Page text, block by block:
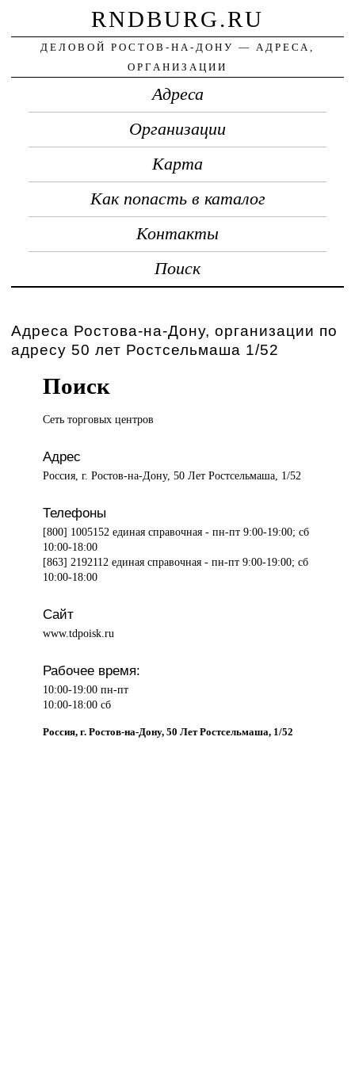
RNDBURG.RU
ДЕЛОВОЙ РОСТОВ-НА-ДОНУ — АДРЕСА,
ОРГАНИЗАЦИИ
Адреса
Организации
Карта
Как попасть в каталог
Контакты
Поиск
Адреса Ростова-на-Дону, организации по
адресу 50 лет Ростсельмаша 1/52
Поиск
Сеть торговыхцентров
Адрес
Россия, г. Ростов-на-Дону, 50 Лет Ростсельмаша, 1/52
Телефоны
[800] 1005152 единая справочная - пн-пт 9:00-19:00; сб
10:00-18:00
[863] 2192112 единая справочная - пн-пт 9:00-19:00; сб
10:00-18:00
Сайт
www.tdpoisk.ru
Рабочее время:
10:00-19:00 пн-пт
10:00-18:00 сб
Россия, г. Ростов-на-Дону, 50 Лет Ростсельмаша, 1/52